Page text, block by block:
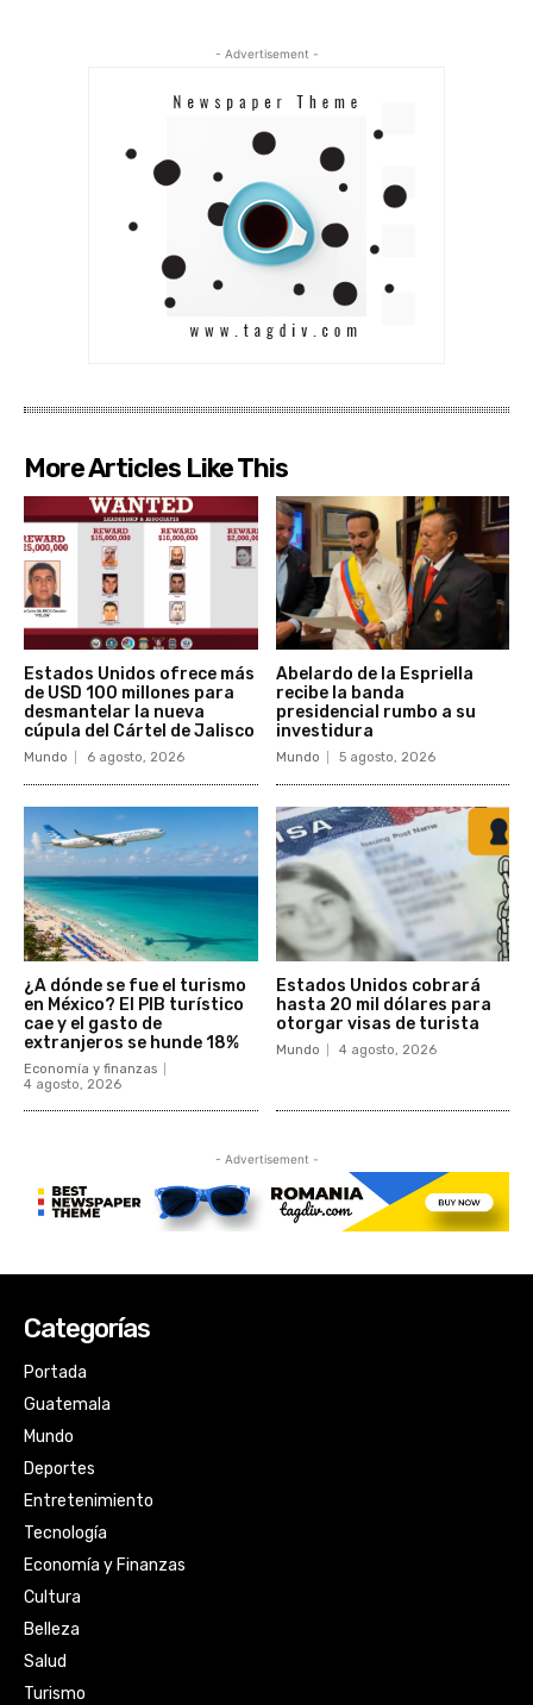
Categorías
Portada
Guatemala
Mundo
Deportes
Entretenimiento
Tecnología
Economía y Finanzas
Cultura
Belleza
Salud
Turismo